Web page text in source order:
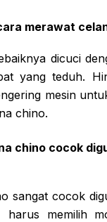
merawat
dicuci
yang teduh.
mesin
chino.
chino cocok
sangat cocok
harus memilih